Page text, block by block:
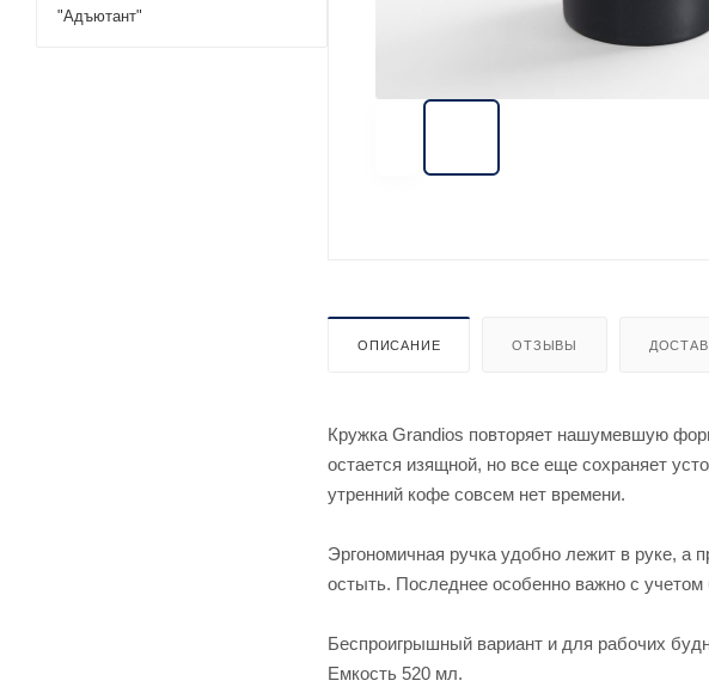
ОПИСАНИЕ ОТЗЫВЫ
Кружка Grandios повторяет нашумевшую
остается изящной, но все еще сохраняет
утренний кофе совсем нет времени.
Эргономичная ручка удобно лежит в руке, а
остыть. Последнее особенно важно с
Беспроигрышный вариант и для рабочих
Емкость 520 мл.
"Адъютант"